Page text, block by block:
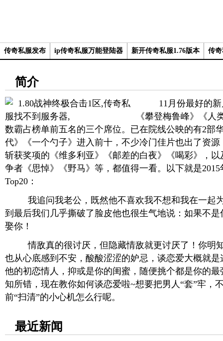
传奇私服发布 ip传奇私服万能登陆器 新开传奇私服1.76版本 传
简介
11月份最好的新
《攀登梅鲁峰》《人
数霸占榜单前五名的三个席位。已在院线公映的有2部
代》《一个勺子》进入前十，不少冷门佳片也出了资
斩获奖项的《维多利亚》《邮差的白夜》《喝彩》，
争者《思悼》《野马》等，都值得一看。以下就是
Top20：
我追问我老公，既然他不喜欢我不想和我在一起
到最后我们几乎撕破了脸皮他也很生气地说：如果不
娶你！
情敌真的很讨厌，但隐藏情敌就更讨厌了！你明
也从心底感到不安，酸酸涩涩的妒忌，谈恋爱大概就
他的初恋情人，抑或是你的闺蜜，随便挑个都是你的
知所错，现在教你如何谈恋爱啦~想要把男人“套”牢，
前“扫清”的小心机怎么行呢。
最近新闻